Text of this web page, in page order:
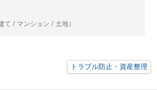
て / マンション / 土地）
トラブル防止・資産整理